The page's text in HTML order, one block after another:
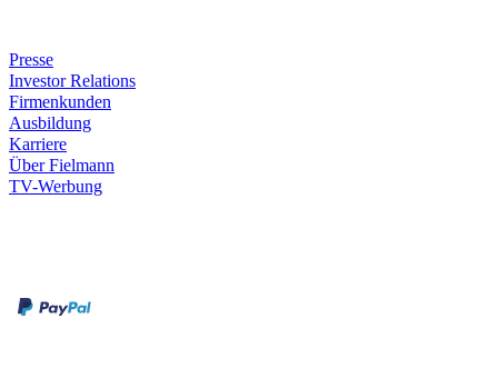
Presse
Investor Relations
Firmenkunden
Ausbildung
Karriere
Über Fielmann
TV-Werbung